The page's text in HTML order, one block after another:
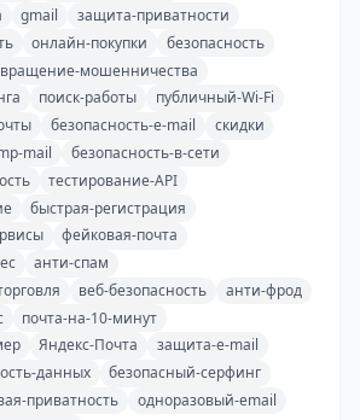
gmail
защита-приватности
онлайн-покупки
безопасность
мошенничества
поиск-работы
публичный-Wi-Fi
безопасность-e-mail
скидки
mail
безопасность-в-сети
тестирование-API
быстрая-регистрация
фейковая-почта
анти-спам
веб-безопасность
анти-фрод
почта-на-10-минут
Яндекс-Почта
защита-e-mail
данных
безопасный-серфинг
приватность
одноразовый-email